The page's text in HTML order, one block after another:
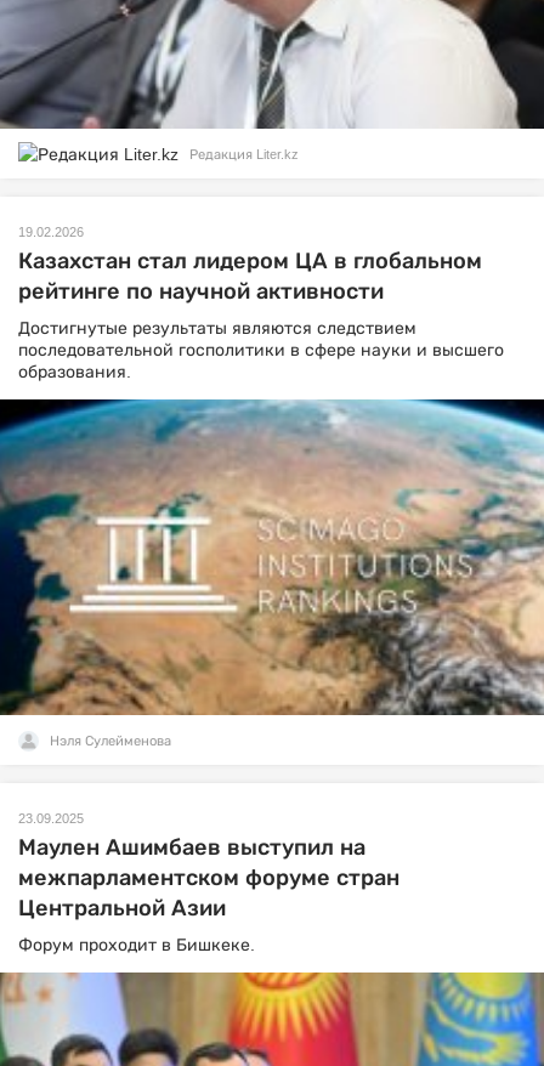
Редакция Liter.kz
19.02.2026
Казахстан стал лидером ЦА в глобальном
рейтинге по научной активности
Достигнутые результаты являются следствием
последовательной госполитики в сфере науки и высшего
образования.
Нэля Сулейменова
23.09.2025
Маулен Ашимбаев выступил на
межпарламентском форуме стран
Центральной Азии
Форум проходит в Бишкеке.